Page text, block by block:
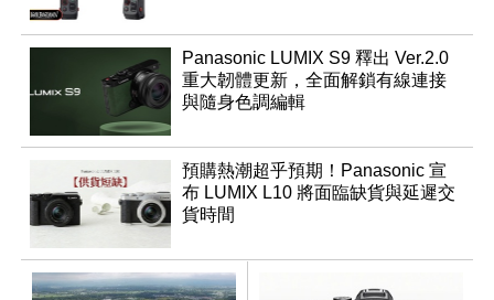
Panasonic LUMIX S9 釋出 Ver.2.0
重大韌體更新，全面解鎖有線連接
與隨身色調編輯
預購熱潮超乎預期！Panasonic 宣
布 LUMIX L10 將面臨缺貨與延遲交
貨時間